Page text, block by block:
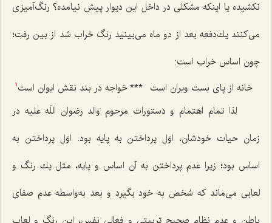
نكشیده یا اینكه مشكلی در داخل این دیوار پیش نیامده؟ رنگ‌آمیزی
می‌كنند یك‌دفعه بعد از دو ماه می‌بینید رنگ خراب شد از بین رفت؛
چون اساس خراب است:
خانه از پای بست ویران است‌ ***خواجه در بند نقش ایوان است‌ 1
لذا تمام اهتمام و دستورات مرحوم والد رضوان اللَه علیه در
زمان حیات خودشان، اوّل پرداختن به پایه بود. اوّل پرداختن به
اساس بود؛ زیرا عدم پرداختن به آن اساس و پایه، مثل یك رنگ و
لعابی می‌ماند كه شخص به خود بگیرد و بعد به‌واسطه عدم صفای